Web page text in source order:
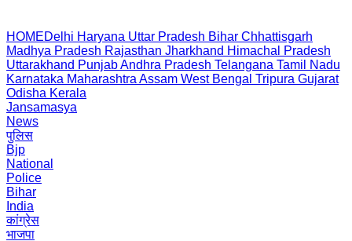
HOMEDelhi Haryana Uttar Pradesh Bihar Chhattisgarh
Madhya Pradesh Rajasthan Jharkhand Himachal Pradesh
Uttarakhand PunjabAndhra Pradesh Telangana Tamil Nadu
Karnataka Maharashtra Assam West Bengal Tripura Gujarat
Odisha Kerala
Jansamasya
News
पुलिस
Bjp
National
Police
Bihar
India
कांग्रेस
भाजपा